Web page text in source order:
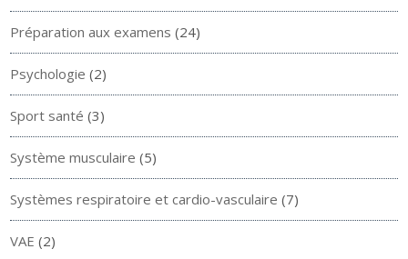
Préparation aux examens (24)
Psychologie (2)
Sport santé (3)
Système musculaire (5)
Systèmes respiratoire et cardio-vasculaire (7)
VAE (2)